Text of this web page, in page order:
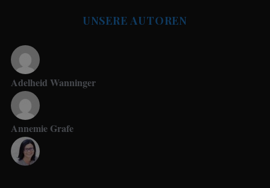
UNSERE AUTOREN
Adelheid Wanninger
Annemie Grafe